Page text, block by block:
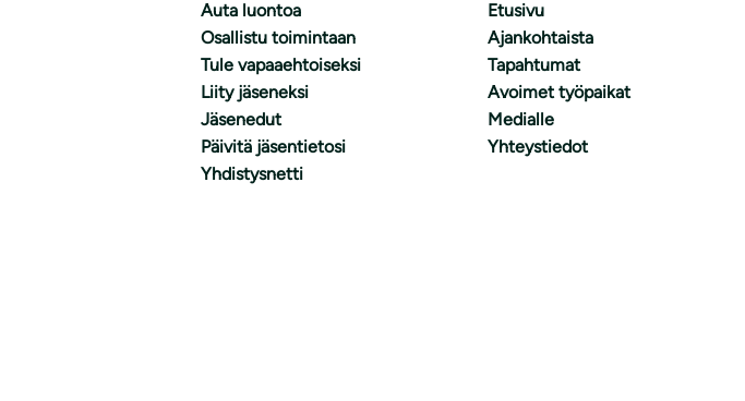
Auta luontoa
Osallistu toimintaan
Tule vapaaehtoiseksi
Liity jäseneksi
Jäsenedut
Päivitä jäsentietosi
Yhdistysnetti
Etusivu
Ajankohtaista
Tapahtumat
Avoimet työpaikat
Medialle
Yhteystiedot